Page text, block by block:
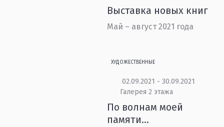
Выставка новых книг
Май – август 2021 года
ХУДОЖЕСТВЕННЫЕ
02.09.2021 - 30.09.2021
Галерея 2 этажа
По волнам моей
памяти…